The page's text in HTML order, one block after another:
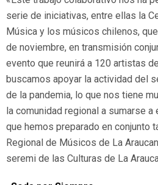
serie de iniciativas, entre ellas la
Música y los músicos chilenos,
de noviembre, en transmisión
evento que reunirá a 120 artistas
buscamos apoyar la actividad del
de la pandemia, lo que nos tiene
la comunidad regional a sumarse
que hemos preparado en conjunto
Regional de Músicos de La
seremi de las Culturas de La